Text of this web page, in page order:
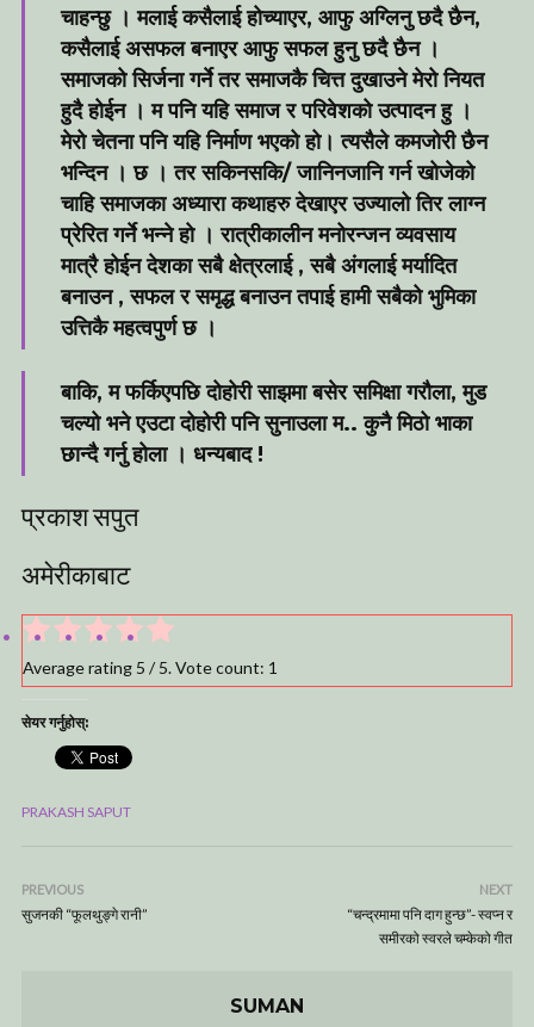
चाहन्छु । मलाई कसैलाई होच्याएर, आफु अग्लिनु छदै छैन,
कसैलाई असफल बनाएर आफु सफल हुनु छदै छैन ।
समाजको सिर्जना गर्ने तर समाजकै चित्त दुखाउने मेरो नियत
हुदै होईन । म पनि यहि समाज र परिवेशको उत्पादन हु ।
मेरो चेतना पनि यहि निर्माण भएको हो। त्यसैले कमजोरी छैन
भन्दिन । छ । तर सकिनसकि/ जानिनजानि गर्न खोजेको
चाहि समाजका अध्यारा कथाहरु देखाएर उज्यालो तिर लाग्न
प्रेरित गर्ने भन्ने हो । रात्रीकालीन मनोरन्जन व्यवसाय
मात्रै होईन देशका सबै क्षेत्रलाई , सबै अंगलाई मर्यादित
बनाउन , सफल र समृद्ध बनाउन तपाई हामी सबैको भुमिका
उत्तिकै महत्वपुर्ण छ ।
बाकि, म फर्किएपछि दोहोरी साझमा बसेर समिक्षा गरौला, मुड
चल्यो भने एउटा दोहोरी पनि सुनाउला म.. कुनै मिठो भाका
छान्दै गर्नु होला । धन्यबाद !
प्रकाश सपुत
अमेरीकाबाट
Average rating 5 / 5. Vote count: 1
सेयर गर्नुहोस्:
PRAKASH SAPUT
PREVIOUS
सुजनकी “फूलथुङ्गे रानी”
NEXT
“चन्द्रमामा पनि दाग हुन्छ”- स्वप्न र
समीरको स्वरले चम्केको गीत
SUMAN